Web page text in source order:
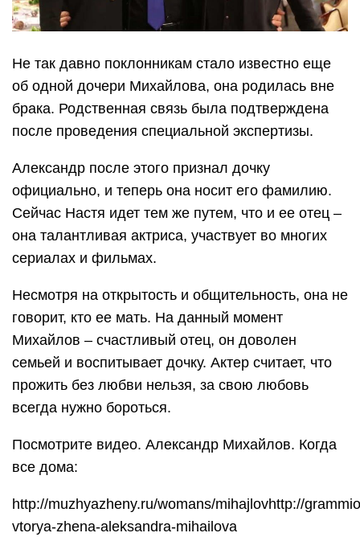
Не так давно поклонникам стало известно еще
об одной дочери Михайлова, она родилась вне
брака. Родственная связь была подтверждена
после проведения специальной экспертизы.
Александр после этого признал дочку
официально, и теперь она носит его фамилию.
Сейчас Настя идет тем же путем, что и ее отец –
она талантливая актриса, участвует во многих
сериалах и фильмах.
Несмотря на открытость и общительность, она не
говорит, кто ее мать. На данный момент
Михайлов – счастливый отец, он доволен
семьей и воспитывает дочку. Актер считает, что
прожить без любви нельзя, за свою любовь
всегда нужно бороться.
Посмотрите видео. Александр Михайлов. Когда
все дома:
http://muzhyazheny.ru/womans/mihajlovhttp://
vtorya-zhena-aleksandra-mihailova